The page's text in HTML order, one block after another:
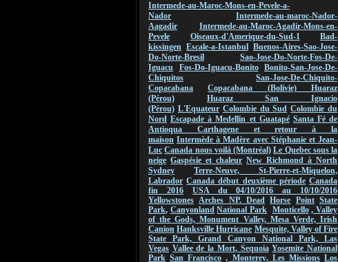
Intermede-au-Maroc-Mons-en-Pevele-a-
Nador
Intermede-au-maroc-Nador-
Aagadir
Intermede-au-Maroc-Agadir-Mons-en-
Pevele
Oiseaux-d'Amerique-du-Sud-1
Bad-
kissingen Escale-a-Istanbul Buenos-Aires-Sao-Jose-
Do-Norte-Bresil
Sao-Jose-Do-Norte-Fos-De-
Iguacu
Fos-Do-Iguacu-Bonito
Bonito-San-Jose-De-
Chiquitos
San-Jose-De-Chiquito-
Copacabana
Copacabana (Bolivie) Huaraz
(Pérou)
Huaraz San Ignacio
(Pérou) L'Equateur Colombie du Sud Colombie du
Nord Escapade à Medellin et Guatapé Santa Fé de
Antioqua Carthagene et retour à la
maison Intermède à Madère avec Stéphanie et Jean-
Luc Canada nous voilà (Montréal) Le Quebec sous la
neige Gaspésie et chaleur New Richmond à North
Sydney
Terre-Neuve, St-Pierre-et-Miquelon,
Labrador Canada début deuxième période Canada
fin 2016
USA du 04/10/2016 au 10/10/2016
Yellowstones Arches NP.Dead Horse Point State
Park, Canyonland National Park Monticello , Valley
of the Gods,Monument Valley,Mesa Verde, Irish
Canion Hanksville Hurricane Mesquite, Valley of Fire
State Park, Grand Canyon National Park, Las
Vegas Vallee dela Mort,Sequoia Yosemite National
Park San Francisco , Monterey, Les Missions Los